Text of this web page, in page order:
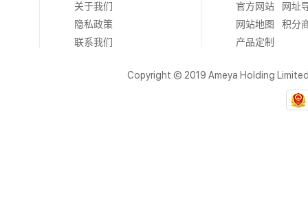
关于我们
隐私政策
联系我们
官方网站
网址
网站地图
积分
产品定制
Copyright © 2019 Ameya Holding